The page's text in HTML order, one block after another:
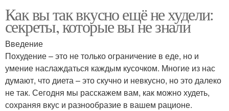
Как вы так вкусно ещё не худели:
секреты, которые вы не знали
Введение
Похудение – это не только ограничение в еде, но и
умение наслаждаться каждым кусочком. Многие из нас
думают, что диета – это скучно и невкусно, но это далеко
не так. Сегодня мы расскажем вам, как можно худеть,
сохраняя вкус и разнообразие в вашем рационе.